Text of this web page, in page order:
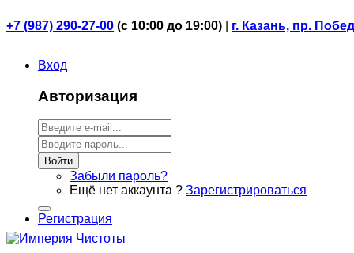
+7 (987) 290-27-00 (с 10:00 до 19:00) г. Казань, пр.
Вход
Авторизация
Войти
Забыли пароль?
Ещё нет аккаунта ? Зарегистрироваться
Регистрация